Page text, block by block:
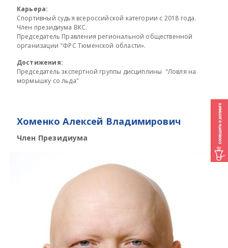
Карьера:
Спортивный судья всероссийской категории с 2018 года.
Член президиума ВКС.
Председатель Правления региональной общественной
организации "ФРС Тюменской области».
Достижения:
Председатель экспертной группы дисциплины "Ловля на
мормышку со льда"
Хоменко Алексей Владимирович
Член Президиума